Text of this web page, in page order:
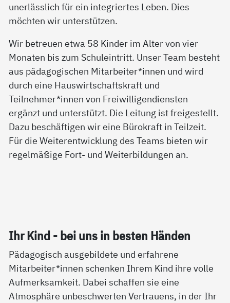
unerlässlich für ein integriertes Leben. Dies
möchten wir unterstützen.
Wir betreuen etwa 58 Kinder im Alter von vier
Monaten bis zum Schuleintritt. Unser Team besteht
aus pädagogischen Mitarbeiter*innen und wird
durch eine Hauswirtschaftskraft und
Teilnehmer*innen von Freiwilligendiensten
ergänzt und unterstützt. Die Leitung ist freigestellt.
Dazu beschäftigen wir eine Bürokraft in Teilzeit.
Für die Weiterentwicklung des Teams bieten wir
regelmäßige Fort- und Weiterbildungen an.
Ihr Kind - bei uns in bes­ten Hän­den
Pädagogisch ausgebildete und erfahrene
Mitarbeiter*innen schenken Ihrem Kind ihre volle
Aufmerksamkeit. Dabei schaffen sie eine
Atmosphäre unbeschwerten Vertrauens, in der Ihr